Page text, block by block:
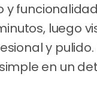
y
luego
y pulido.
en un